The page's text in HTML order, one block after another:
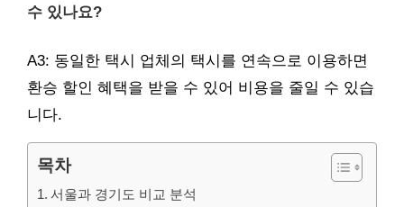
수 있나요?
A3: 동일한 택시 업체의 택시를 연속으로 이용하면
환승 할인 혜택을 받을 수 있어 비용을 줄일 수 있습
니다.
목차
서울과 경기도 비교 분석